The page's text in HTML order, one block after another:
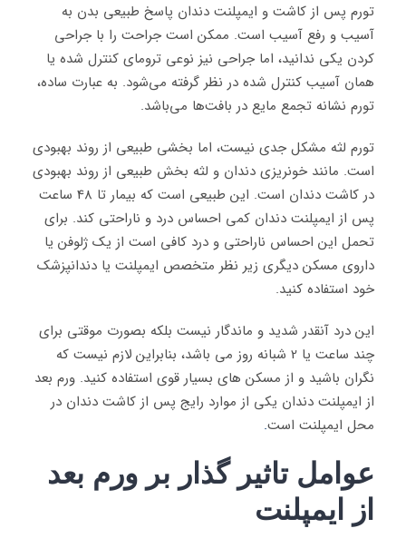
تورم پس از کاشت و ایمپلنت دندان پاسخ طبیعی بدن به
آسیب و رفع آسیب است. ممکن است جراحت را با جراحی
کردن یکی ندانید، اما جراحی نیز نوعی ترومای کنترل شده یا
همان آسیب کنترل شده در نظر گرفته می‌شود. به عبارت ساده،
تورم نشانه تجمع مایع در بافت‌ها می‌باشد.
تورم لثه مشکل جدی نیست، اما بخشی طبیعی از روند بهبودی
است. مانند خونریزی دندان و لثه بخش طبیعی از روند بهبودی
در کاشت دندان است. این طبیعی است که بیمار تا 48 ساعت
پس از ایمپلنت دندان کمی احساس درد و ناراحتی کند. برای
تحمل این احساس ناراحتی و درد کافی است از یک ژلوفن یا
داروی مسکن دیگری زیر نظر متخصص ایمپلنت یا دندانپزشک
خود استفاده کنید.
این درد آنقدر شدید و ماندگار نیست بلکه بصورت موقتی برای
چند ساعت یا 2 شبانه روز می باشد، بنابراین لازم نیست که
نگران باشید و از مسکن های بسیار قوی استفاده کنید. ورم بعد
از ایمپلنت دندان یکی از موارد رایج پس از کاشت دندان در
محل ایمپلنت است.
عوامل تاثیر گذار بر ورم بعد
از ایمپلنت